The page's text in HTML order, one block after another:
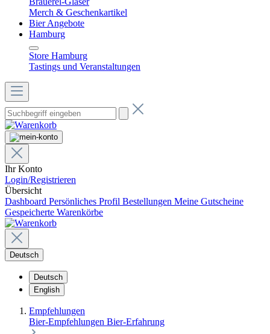
Merch & Geschenkartikel
Bier Angebote
Hamburg
Store Hamburg
Tastings und Veranstaltungen
Ihr Konto
Login/Registrieren
Übersicht
Dashboard Persönliches Profil Bestellungen Meine Gutscheine
Gespeicherte Warenkörbe
Deutsch
Deutsch
English
Empfehlungen
Bier-Empfehlungen Bier-Erfahrung